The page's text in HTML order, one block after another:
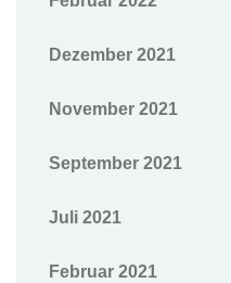
Dezember 2021
November 2021
September 2021
Juli 2021
Februar 2021